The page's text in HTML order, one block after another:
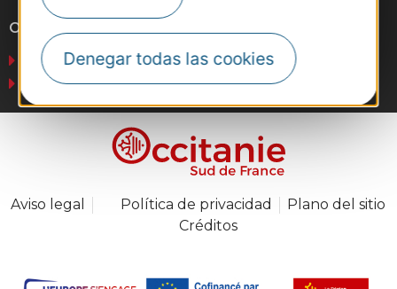
Denegar todas las cookies
Otros sitios web
Negocios
Prensa
Aviso legal Política de privacidad
Plano del sitio
Créditos